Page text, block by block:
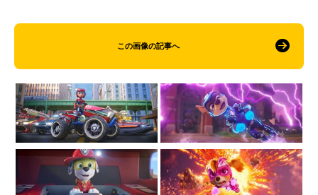
この画像の記事へ